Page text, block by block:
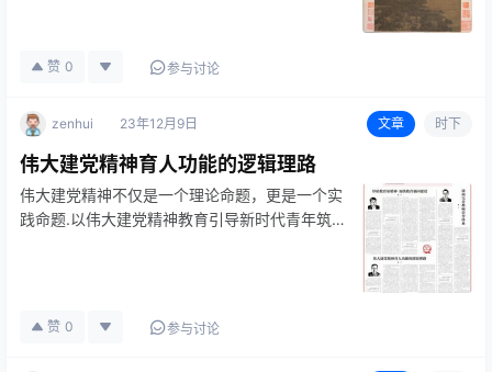
赞 0 参与讨论
zenhui 23年12月9日 文章 时下
伟大建党精神育人功能的逻辑理路
伟大建党精神不仅是一个理论命题，更是一个实
践命题.以伟大建党精神教育引导新时代青年筑
赞 0 参与讨论